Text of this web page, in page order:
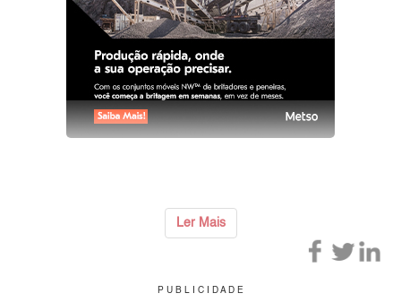
Ler Mais
P U B L I C I D A D E